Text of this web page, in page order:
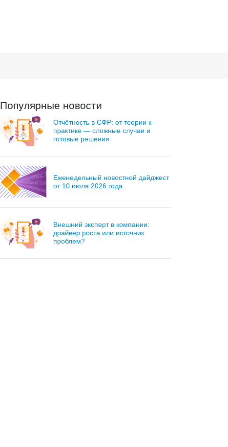
Популярные новости
Отчётность в СФР: от теории к
практике — сложные случаи и
готовые решения
Еженедельный новостной дайджест
от 10 июля 2026 года
Внешний эксперт в компании:
драйвер роста или источник
проблем?